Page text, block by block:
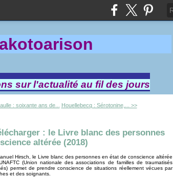
rison
sur l'actualité au fil des jours
: soixante ans de... Houellebecq : Sérotonine,... >>
: le Livre blanc des personnes
altérée (2018)
Hirsch, le Livre blanc des personnes en état de conscience altérée
(Union nationale des associations de familles de traumatisés
permet de prendre conscience de situations réellement vécues par
et des soignants.